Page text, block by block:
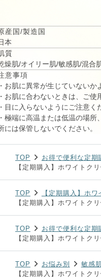
、ヒアルロン酸Na、水溶性
ヘキサペプチド-8、パルミチ
性プロテオグリカン、セイヨ
、アカヤジオウ根エキス、ロ
酸トコフェロール、アルギニ
PCA、ポリクオタニウム-61
油、ヒマワリ種子油、ピーナ
テロール、ラウリン酸ポリグ
、PEG-32、BG、キサンタン
、水酸化K、メチルパラベン
産国/製造国
本
質
燥肌/オイリー肌/敏感肌/混合
意事項
お肌に異常が生じていないか
お肌に合わないときは、ご使
目に入らないようにご注意く
極端に高温または低温の場所
には保管しないでください。
TOP
お得で便利な定期
【定期購入】ホワイトク
TOP
【定期購入】ホ
【定期購入】ホワイトク
TOP お得で便利な定期
【定期購入】ホワイトク
TOP お悩み別
敏感
【定期購入】ホワイトク